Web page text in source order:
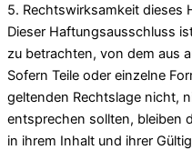
5. Rechtswirksamkeit dieses
Dieser Haftungsausschluss
zu betrachten, von dem aus
Sofern Teile oder einzelne
geltenden Rechtslage nicht,
entsprechen sollten, bleiben
in ihrem Inhalt und ihrer